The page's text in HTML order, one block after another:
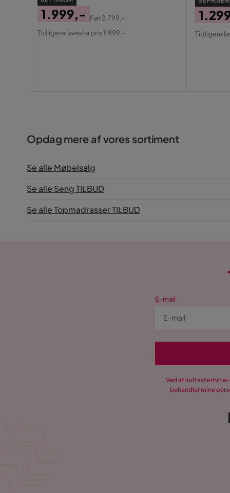
Pris
1.999,-
Original
Før2.799,-
Tidligere laveste pris 1.999,-
Pris
Tidligere
Opdag mere af vores sortiment
Se alle Møbelsalg
Se alle Seng TILBUD
Se alle Topmadrasser TILBUD
E-mail
Ved at indtaste min
behandler mine